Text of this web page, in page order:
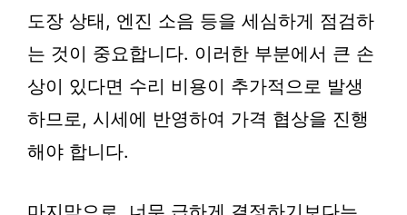
도장 상태, 엔진 소음 등을 세심하게 점검하
는 것이 중요합니다. 이러한 부분에서 큰 손
상이 있다면 수리 비용이 추가적으로 발생
하므로, 시세에 반영하여 가격 협상을 진행
해야 합니다.